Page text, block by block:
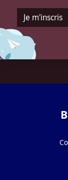
Je m'inscris